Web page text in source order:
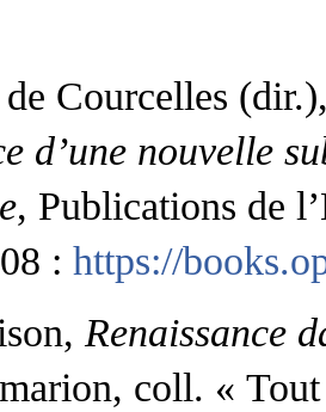
Courcelles
d’une nouvelle
, Publications de
: https://
Renaissance
coll. «